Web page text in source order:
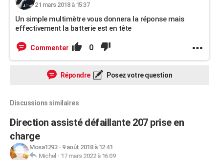
21 mars 2018 à 15:37
Un simple multimètre vous donnera la réponse mais
effectivement la batterie est en tête
Commenter 0
Répondre Posez votre question
Discussions similaires
Direction assisté défaillante 207 prise en
charge
Mosa1293- 9 août 2018 à 12:41
Michel - 17 mars 2022 à 16:09